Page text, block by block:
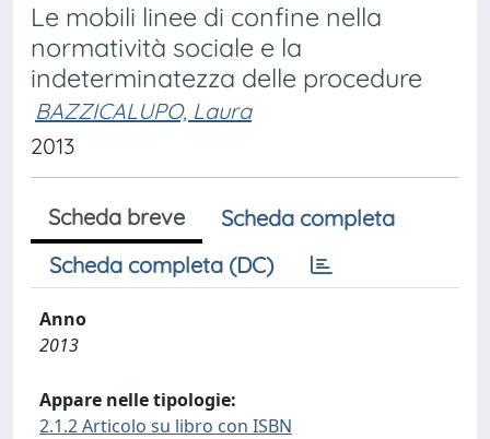
Le mobili linee di confine nella
normatività sociale e la
indeterminatezza delle procedure
BAZZICALUPO, Laura
2013
Scheda breve
Scheda completa
Scheda completa (DC)
Anno
2013
Appare nelle tipologie:
2.1.2 Articolo su libro con ISBN